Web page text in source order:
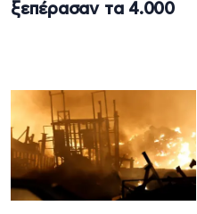
ξεπέρασαν τα 4.000